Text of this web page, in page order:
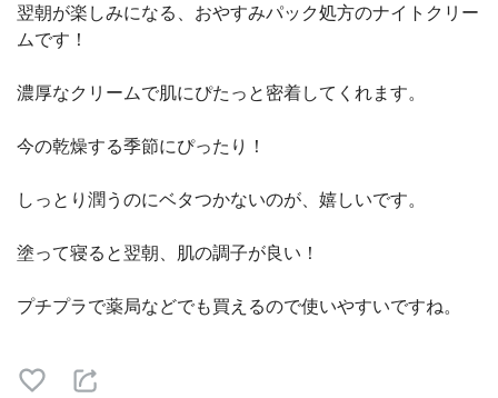
翌朝が楽しみになる、おやすみパック処方のナイトクリー
ムです！
濃厚なクリームで肌にぴたっと密着してくれます。
今の乾燥する季節にぴったり！
しっとり潤うのにベタつかないのが、嬉しいです。
塗って寝ると翌朝、肌の調子が良い！
プチプラで薬局などでも買えるので使いやすいですね。